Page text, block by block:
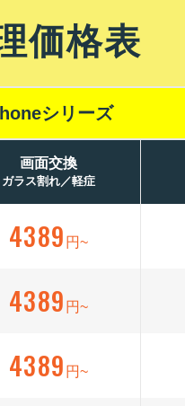
価格表
シリーズ
画面交換
ガラス割れ／軽症
4389 円~
4389 円~
4389 円~